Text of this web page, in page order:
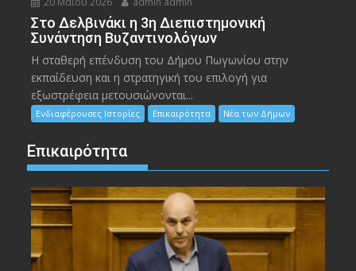
Στο Δελβινάκι η 3η Διεπιστημονική
Συνάντηση Βυζαντινολόγων
Η σταθερή επένδυση του Δήμου Πωγωνίου στην
εκπαίδευση και η στρατηγική του επιλογή για
εξωστρέφεια μετουσιώνονται...
Ενδιαφέρουσες Ιστορίες Επικαιρότητα Νέα των Δήμων
Επικαιρότητα